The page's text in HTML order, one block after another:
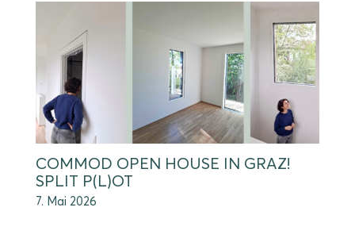
COMMOD OPEN HOUSE IN GRAZ!
SPLIT P(L)OT
7. Mai 2026